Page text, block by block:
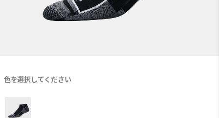
色を選択してください